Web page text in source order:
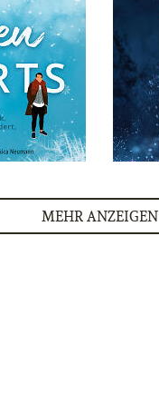
MEHR ANZEIGEN